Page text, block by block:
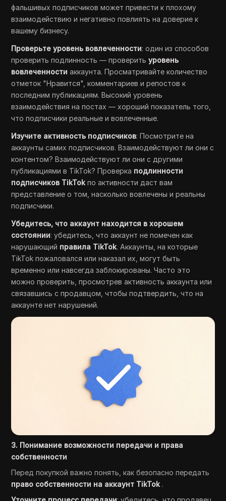
фальшивых подписчиков может привести к плохому
взаимодействию и негативно повлиять на доверие к
вашему бизнесу.
Проверьте уровень вовлеченности: один из способов
проверить подлинность — проверитьуровень
вовлеченности аккаунта. Просматривайте количество
отметок "Нравится", комментариев и репостов к
последним публикациям. Высокий уровень
взаимодействия на постах — хороший показатель того,
что подписчики реальные и вовлеченные.
Изучите активность подписчиков: Посмотрите на
аккаунты самих подписчиков. Взаимодействуют ли они с
контентом? Взаимодействуют ли они с другими
публикациями в TikTok? Проверка подлинности
подписчиков TikTok по активности даст вам
представление о том, насколько вовлечены и реальны
подписчики.
Убедитесь, что аккаунт находится в хорошем
состоянии: убедитесь, что аккаунт не помечен как
нарушающий правила TikTok. Аккаунты, на которые
TikTok пожаловался или наказал их, могут быть
временно или навсегда заблокированы. Часто это
можно проверить, просмотрев активность аккаунта или
связавшись с продавцом, чтобы подтвердить, что на
аккаунте нет нарушений.
3. Понимание возможности передачи и права
собственности
Перед покупкой важно понять, как безопасно передать
право собственности на аккаунт TikTok.